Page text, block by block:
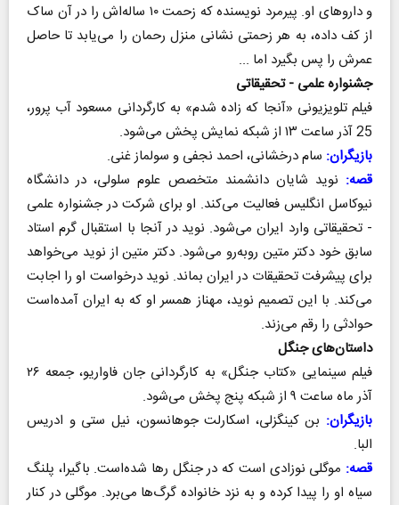
و داروهای او. پیرمرد نویسنده که زحمت ۱۰ ساله‌اش را در آن ساک
از کف داده، به هر زحمتی نشانی منزل رحمان را می‌یابد تا حاصل
عمرش را پس بگیرد اما ...
جشنواره علمی - تحقیقاتی
فیلم تلویزیونی «آنجا که زاده شدم» به کارگردانی مسعود آب پرور،
25 آذر ساعت ۱۳ از شبکه نمایش پخش می‌شود.
بازیگران: سام درخشانی، احمد نجفی و سولماز غنی.
قصه: نوید شایان دانشمند متخصص علوم سلولی، در دانشگاه
نیوکاسل انگلیس فعالیت می‌کند. او برای شرکت در جشنواره علمی
- تحقیقاتی وارد ایران می‌شود. نوید در آنجا با استقبال گرم استاد
سابق خود دکتر متین روبه‌رو می‌شود. دکتر متین از نوید می‌خواهد
برای پیشرفت تحقیقات در ایران بماند. نوید درخواست او را اجابت
می‌کند. با این تصمیم نوید، مهناز همسر او که به ایران آمده‌است
حوادثی را رقم می‌زند.
داستان‌های جنگل
فیلم سینمایی «کتاب جنگل» به کارگردانی جان فاواریو، جمعه ۲۶
آذر ماه ساعت ۹ از شبکه پنج پخش می‌شود.
بازیگران: بن کینگزلی، اسکارلت جوهانسون، نیل ستی و ادریس
البا.
قصه: موگلی نوزادی است که در جنگل رها شده‌است. باگیرا، پلنگ
سیاه او را پیدا کرده و به نزد خانواده گرگ‌ها می‌برد. موگلی در کنار